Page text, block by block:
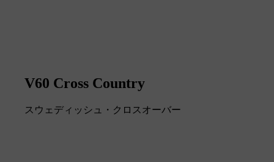
V60 Cross Country
スウェディッシュ・クロスオーバー